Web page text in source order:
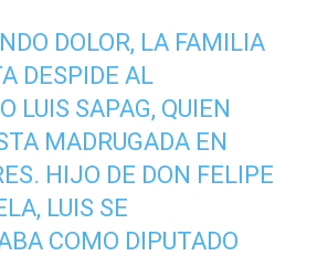
DOLOR, LA FAMILIA
DESPIDE AL
LUIS SAPAG, QUIEN
MADRUGADA EN
HIJO DE DON FELIPE
LUIS SE
COMO DIPUTADO